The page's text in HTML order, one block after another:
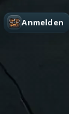
Anmelden